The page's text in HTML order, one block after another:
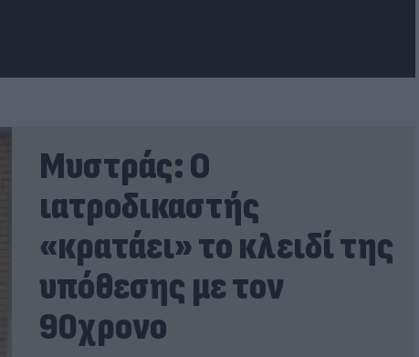
Μυστράς: Ο
ιατροδικαστής
«κρατάει» το κλειδί της
υπόθεσης με τον
90χρονο